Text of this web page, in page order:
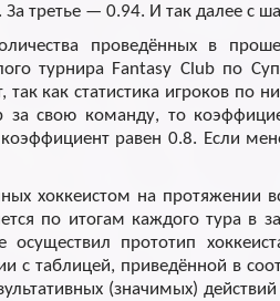
третье — 0.94. И так далее с
проведённых в
турнира Fantasy Club по
как статистика игроков по
за свою команду, то
равен 0.8. Если
хоккеистом на протяжении
по итогам каждого тура в
осуществил прототип
с таблицей, приведённой в
(значимых) действий